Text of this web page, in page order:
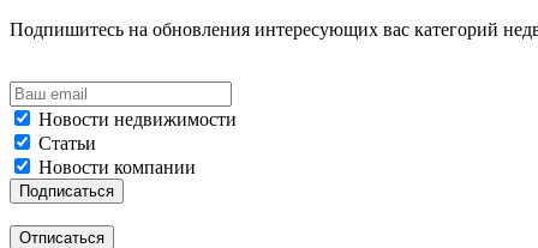
Подпишитесь на обновления интересующих вас категорий
Новости недвижимости
Статьи
Новости компании